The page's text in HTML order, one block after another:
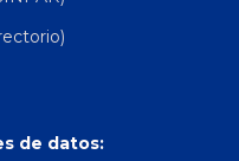
de datos: